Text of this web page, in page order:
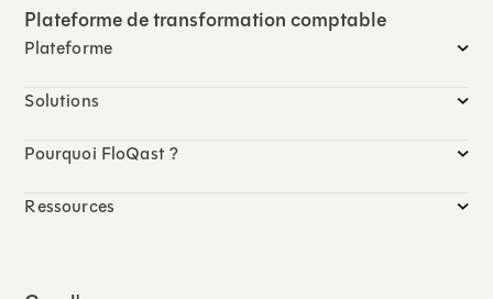
Plateforme de transformation comptable
Plateforme
Solutions
Pourquoi FloQast ?
Ressources